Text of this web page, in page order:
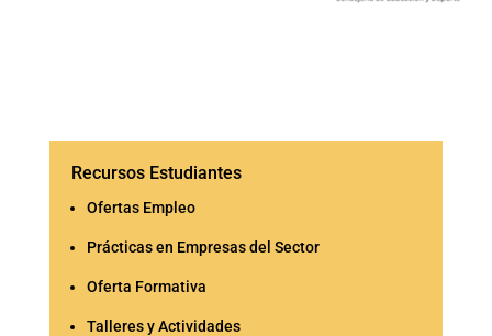
Recursos Estudiantes
Ofertas Empleo
Prácticas en Empresas del Sector
Oferta Formativa
Talleres y Actividades